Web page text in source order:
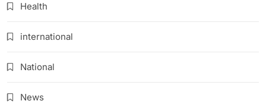
Health
international
National
News